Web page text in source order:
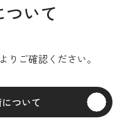
いて
りご確認ください。
ついて